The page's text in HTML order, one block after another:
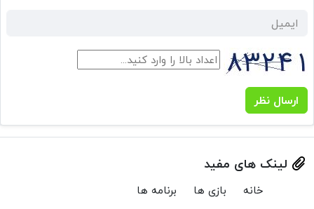
ارسال نظر
لینک های مفید
خانه بازی ها برنامه ها